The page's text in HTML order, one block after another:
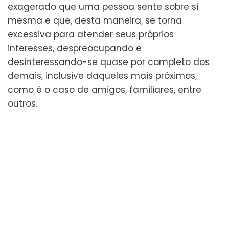
exagerado que uma pessoa sente sobre si
mesma e que, desta maneira, se torna
excessiva para atender seus próprios
interesses, despreocupando e
desinteressando-se quase por completo dos
demais, inclusive daqueles mais próximos,
como é o caso de amigos, familiares, entre
outros.